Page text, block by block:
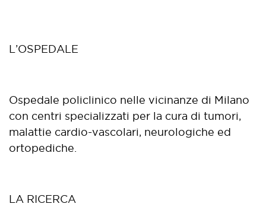
L’OSPEDALE
Ospedale policlinico nelle vicinanze di Milano
con centri specializzati per la cura di tumori,
malattie cardio-vascolari, neurologiche ed
ortopediche.
LA RICERCA